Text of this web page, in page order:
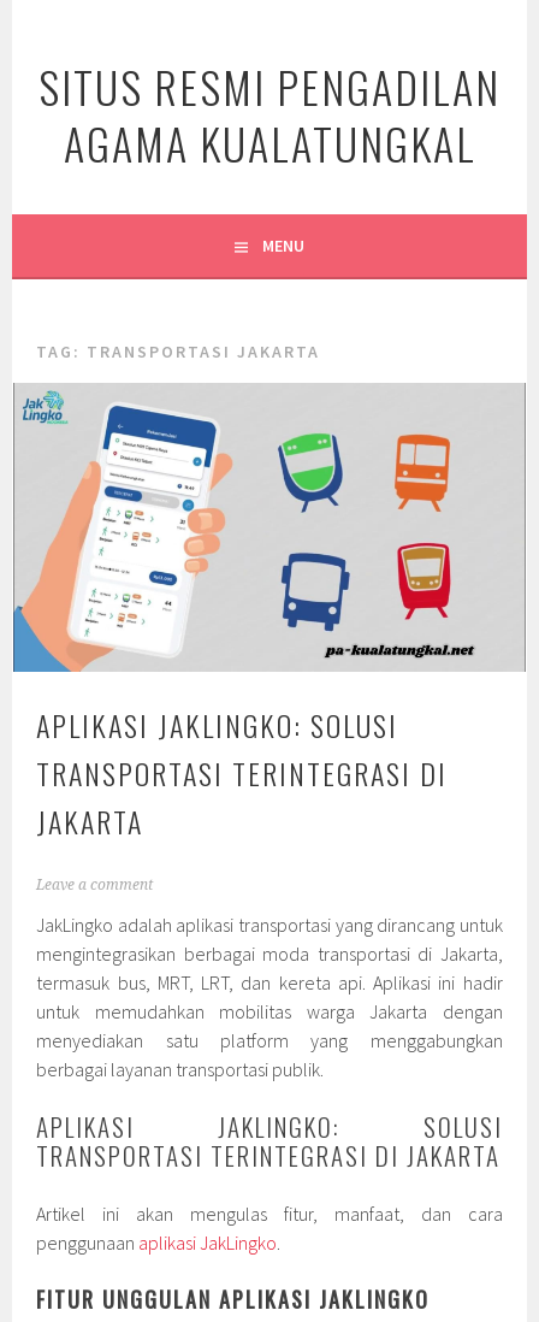
content
SITUS RESMI PENGADILAN
AGAMA KUALATUNGKAL
MENU
TAG: TRANSPORTASI JAKARTA
APLIKASI JAKLINGKO: SOLUSI
TRANSPORTASI TERINTEGRASI DI
JAKARTA
Leave a comment
JakLingko adalah aplikasi transportasi yang dirancang untuk
mengintegrasikan berbagai moda transportasi di Jakarta,
termasuk bus, MRT, LRT, dan kereta api. Aplikasi ini hadir
untuk memudahkan mobilitas warga Jakarta dengan
menyediakan satu platform yang menggabungkan
berbagai layanan transportasi publik.
APLIKASI JAKLINGKO: SOLUSI
TRANSPORTASI TERINTEGRASI DI JAKARTA
Artikel ini akan mengulas fitur, manfaat, dan cara
penggunaan aplikasi JakLingko.
FITUR UNGGULAN APLIKASI JAKLINGKO